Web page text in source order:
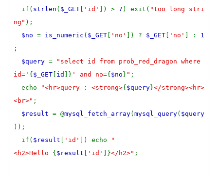
if( strlen ( $_GET 'id' ]) > 7 ) exit( "too long stri
ng" );
$no = is_numeric ( $_GET 'no' ]) ? $_GET 'no' ] : 1
;
$query =
"select id from prob_red_dragon where
id=' { $_GET id ]} ' and no={ $no } " ;
echo
"<hr>query : <strong>{ $query}</strong><hr>
<br>" ;
$result = @mysql_fetch_array( mysql_query( $query
));
if( $result 'id' ]) echo
"
<h2>Hello { $result 'id' ]}</h2>" ;